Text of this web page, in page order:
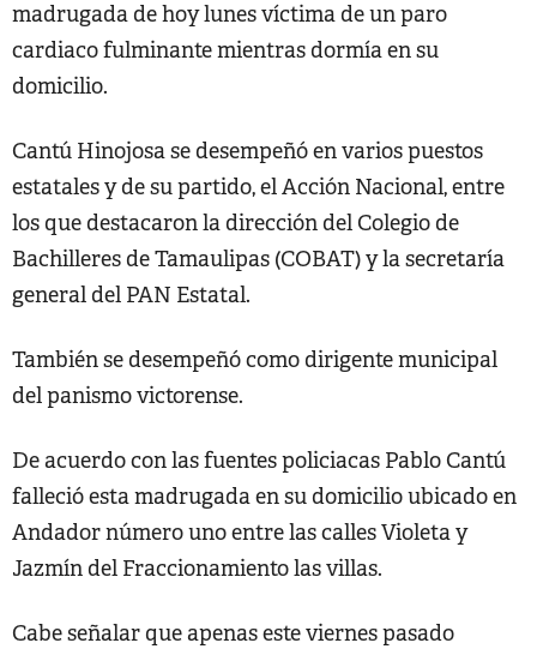
madrugada de hoy lunes víctima de un paro
cardiaco fulminante mientras dormía en su
domicilio.
Cantú Hinojosa se desempeñó en varios puestos
estatales y de su partido, el Acción Nacional, entre
los que destacaron la dirección del Colegio de
Bachilleres de Tamaulipas (COBAT) y la secretaría
general del PAN Estatal.
También se desempeñó como dirigente municipal
del panismo victorense.
De acuerdo con las fuentes policiacas Pablo Cantú
falleció esta madrugada en su domicilio ubicado en
Andador número uno entre las calles Violeta y
Jazmín del Fraccionamiento las villas.
Cabe señalar que apenas este viernes pasado